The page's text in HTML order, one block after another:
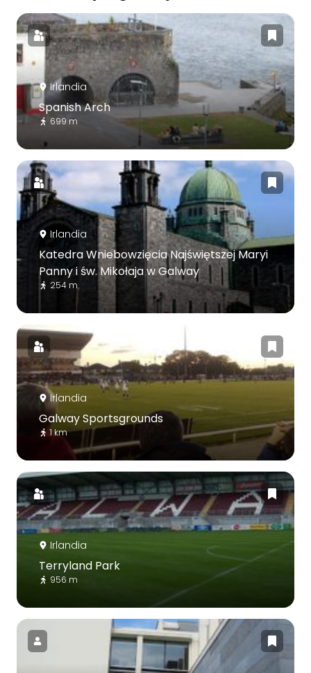
Irlandia
Spanish Arch
699 m
Irlandia
Katedra Wniebowzięcia Najświętszej Maryi
Panny i św. Mikołaja w Galway
254 m
Irlandia
Galway Sportsgrounds
1 km
Irlandia
Terryland Park
956 m